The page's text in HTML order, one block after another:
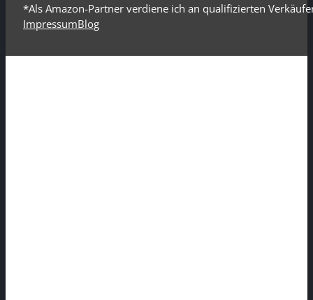
*Als Amazon-Partner verdiene ich an qualifizierten
ImpressumBlog